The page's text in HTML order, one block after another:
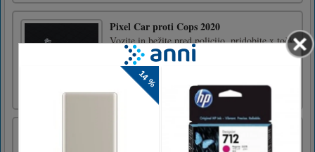
Pixel Car proti Cops 2020
Vozite in bežite pred policijo, pridobite x točk
tako, da se zrušijo. Zabavaj se!Za vožnjo
uporabite puščico
Metro Bus Simulator
Now you will drive city metro bus game on